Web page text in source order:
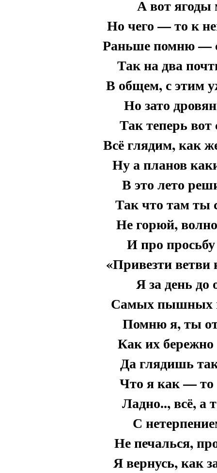
А вот ягоды
Но чего — то к
Раньше помню —
Так на два
В общем, с этим
Но зато
Так теперь вот
Всё глядим, как
Ну а планов
В это лето
Так что там ты
Не горюй,
И про
«Привезти
Я за день до
Самых пышных
Помню я, ты
Как их
Да глядишь
Что я как —
Ладно.., всё, а
С
Не печалься,
Я вернусь, как